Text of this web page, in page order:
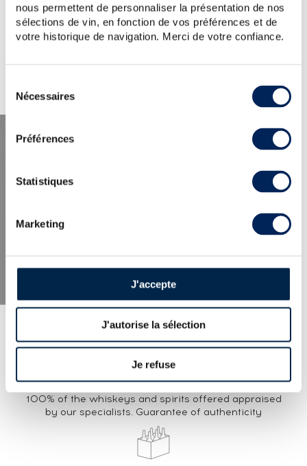
nous permettent de personnaliser la présentation de nos
sélections de vin, en fonction de vos préférences et de
votre historique de navigation. Merci de votre confiance.
consentement
Nécessaires
Préférences
Statistiques
Marketing
J'accepte
J'autorise la sélection
Je refuse
Create a new alert
EXPERTISE
100% of the whiskeys and spirits offered appraised
by our specialists. Guarantee of authenticity